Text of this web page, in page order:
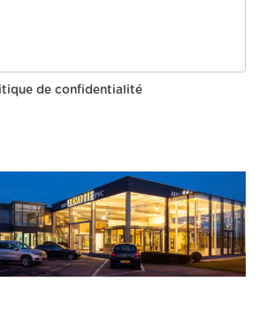
de confidentialité